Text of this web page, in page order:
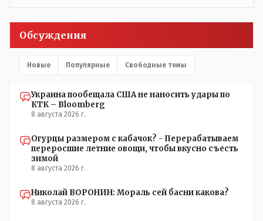
на момент его доступа на объект Какие претензии могут
быть к журналисту? Все вопросы к учреждению если
они что-то там утаили нет начали поносить журналиста
Обсуждения
Новые Популярные Свободные темы
Украина пообещала США не наносить удары по
КТК – Bloomberg
8 августа 2026 г.
Огурцы размером с кабачок? - Перерабатываем
переросшие летние овощи, чтобы вкусно съесть
зимой
8 августа 2026 г.
Николай ВОРОНИН: Мораль сей басни какова?
8 августа 2026 г.